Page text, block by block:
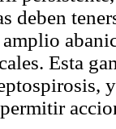
deben
Esta